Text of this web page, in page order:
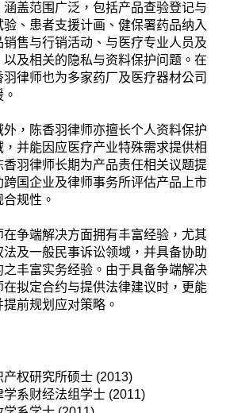
盖范围广泛，包括产品查验登记与
、患者支援计画、健保署药品纳入
售与行销活动、与医疗专业人员及
以及相关的隐私与资料保护问题。在
律师也为多家药厂及医疗器材公司
外，陈香羽律师亦擅长个人资料保护
并能因应医疗产业特殊需求提供相
羽律师长期为产品责任相关议题提
国企业及律师事务所评估产品上市
规性。
在争端解决方面拥有丰富经验，尤其
及一般民事诉讼领域，并具备协助
丰富实务经验。由于具备争端解决
拟定合约与提供法律建议时，更能
前规划应对策略。
产权研究所硕士 (2013)
学系财经法组学士 (2011)